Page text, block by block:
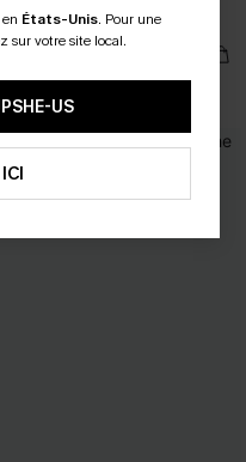
noir taille haute à col en V
États-Unis. Pour une
sur votre site local.
US